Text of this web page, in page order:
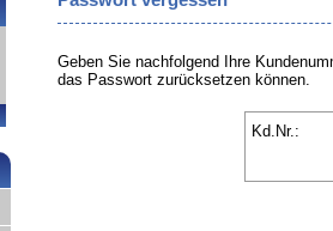
Geben Sie nachfolgend Ihre
das Passwort zurücksetzen können.
Kd.Nr.: